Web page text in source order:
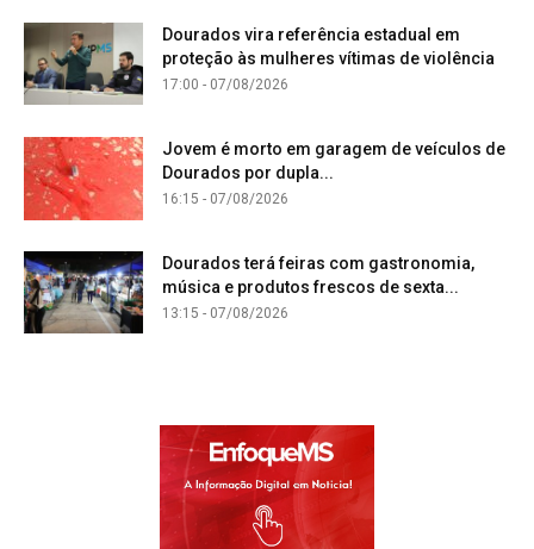
Dourados vira referência estadual em
proteção às mulheres vítimas de violência
17:00 - 07/08/2026
Jovem é morto em garagem de veículos de
Dourados por dupla...
16:15 - 07/08/2026
Dourados terá feiras com gastronomia,
música e produtos frescos de sexta...
13:15 - 07/08/2026